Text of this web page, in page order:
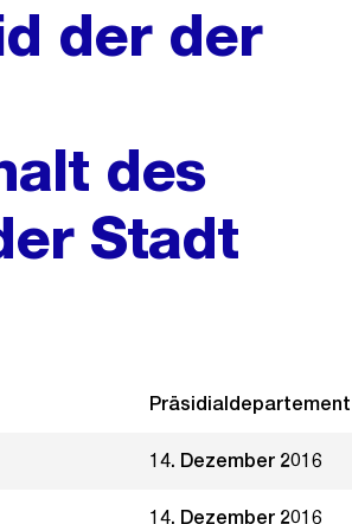
der der
des
Stadt
Präsidialdepartement
14. Dezember 2016
14. Dezember 2016